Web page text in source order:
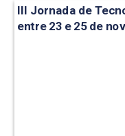
III Jornada de
entre 23 e 25 de